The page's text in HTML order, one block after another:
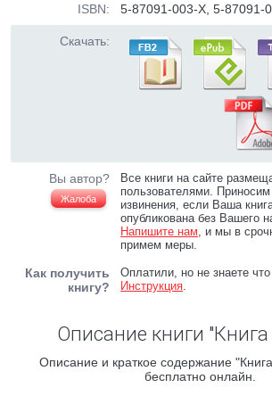
ISBN: 5-87091-003-Х, 5-87091-
Скачать:
Вы автор?
Жалоба
Все книги на сайте
пользователями.
извинения, если Ваша
опубликована без Вашего
Напишите нам, и мы в
примем меры.
Как получить
книгу?
Оплатили, но не знаете
Инструкция.
Описание книги "Книга
Описание и краткое содержание
бесплатно онлайн.